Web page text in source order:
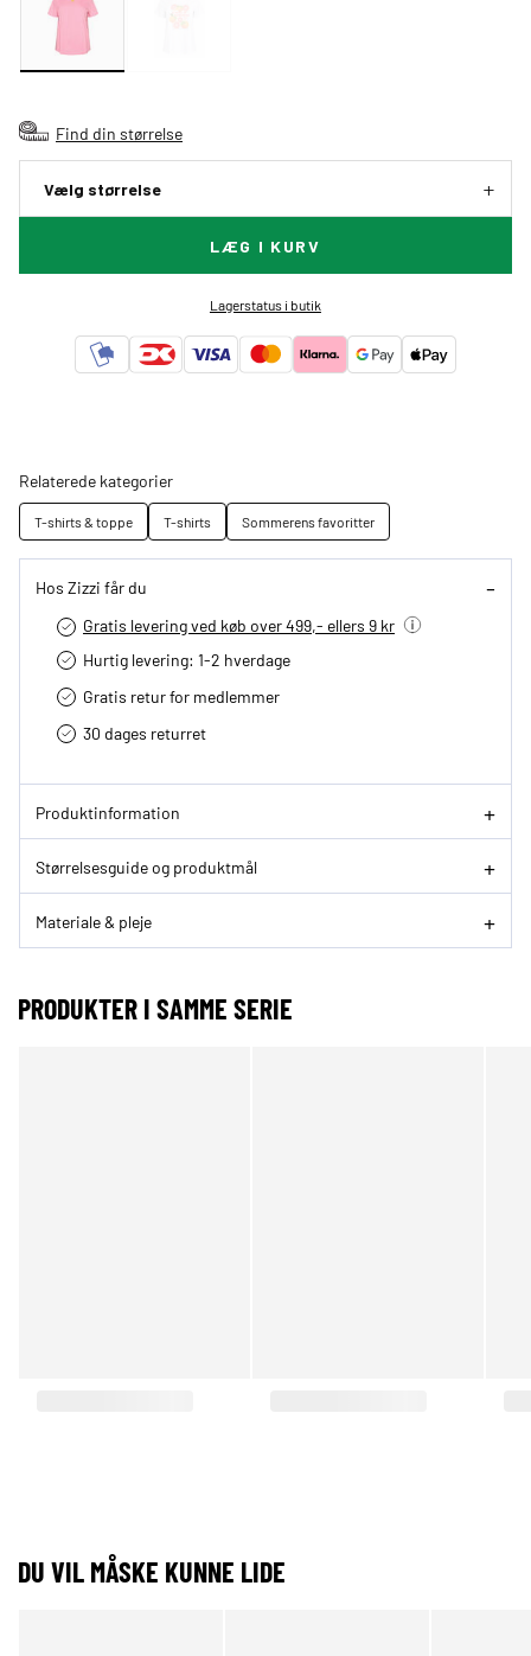
Find din størrelse
Vælg størrelse
LÆG I KURV
Lagerstatus i butik
Relaterede kategorier
T-shirts & toppe T-shirts Sommerens favoritter
Hos Zizzi får du
Gratis levering ved køb over 499,- ellers 9 kr
Hurtig levering­: 1-2 hverdage
Gratis retur for medlemmer
30 dages returret
Produktinformation
Størrelsesguide og produktmål
Materiale & pleje
PRODUKTER I SAMME SERIE
DU VIL MÅSKE KUNNE LIDE